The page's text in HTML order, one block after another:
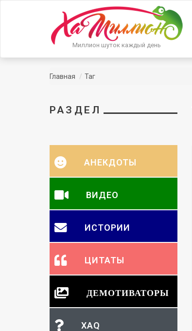
Миллион шуток каждый день
Главная Таг
РАЗДЕЛ
АНЕКДОТЫ
ВИДЕО
ИСТОРИИ
ЦИТАТЫ
ДЕМОТИВАТОРЫ
XAQ